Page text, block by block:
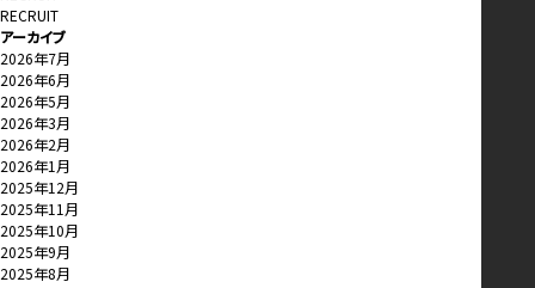
RECRUIT
アーカイブ
2026年7月
2026年6月
2026年5月
2026年3月
2026年2月
2026年1月
2025年12月
2025年11月
2025年10月
2025年9月
2025年8月